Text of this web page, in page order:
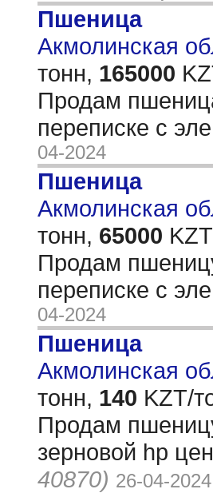
Пшеница
Акмолинская
тонн, 165000
Продам
переписке с
04-2024
Пшеница
Акмолинская
тонн, 65000
Продам
переписке с
04-2024
Пшеница
Акмолинская
тонн, 140 KZT/
Продам
зерновой hp
40870) 26-04-2024